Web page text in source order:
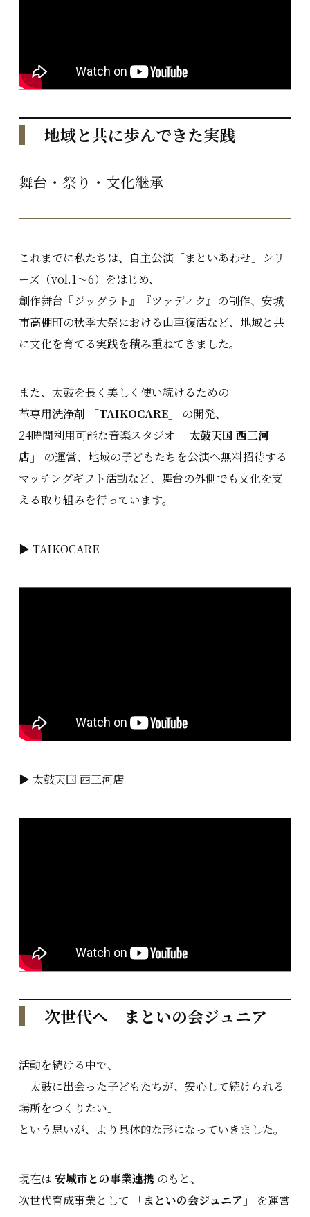
地域と共に歩んできた実践
舞台・祭り・文化継承
これまでに私たちは、自主公演「まといあわせ」シリ
ーズ（vol.1〜6）をはじめ、
創作舞台『ジッグラト』『ツァディク』の制作、安城
市高棚町の秋季大祭における山車復活など、地域と共
に文化を育てる実践を積み重ねてきました。
また、太鼓を長く美しく使い続けるための
革専用洗浄剤
「TAIKOCARE」
の開発、
24時間利用可能な音楽スタジオ
「太鼓天国 西三河
店」
の運営、地域の子どもたちを公演へ無料招待する
マッチングギフト活動など、舞台の外側でも文化を支
える取り組みを行っています。
▶ TAIKOCARE
▶ 太鼓天国 西三河店
次世代へ｜まといの会ジュニア
活動を続ける中で、
「太鼓に出会った子どもたちが、安心して続けられる
場所をつくりたい」
という思いが、より具体的な形になっていきました。
現在は安城市との事業連携 のもと、
次世代育成事業として
「まといの会ジュニア」
を運営